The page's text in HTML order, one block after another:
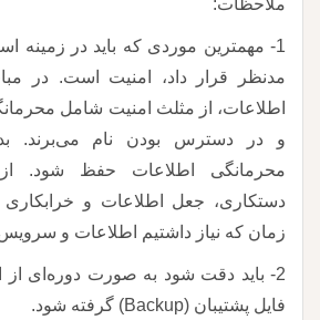
ملاحظات:
1- مهمترین موردی که باید در زمینه
مدنظر قرار داد، امنیت است. در
اطلاعات، از مثلث امنیت شامل
و در دسترس بودن نام می‌برند.
محرمانگی اطلاعات حفظ شود.
دستکاری، جعل اطلاعات و خرابکاری
زمان که نیاز داشتیم اطلاعات و
2- باید دقت شود به صورت دوره‌ای
فایل پشتیبان (Backup) گرفته شود.